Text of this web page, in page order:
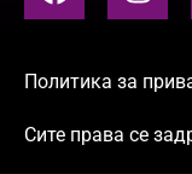
Политика за
Сите права се